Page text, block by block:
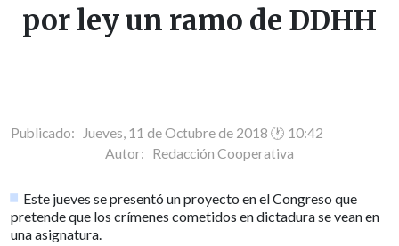
por ley un ramo de DDHH
Publicado: Jueves, 11 de Octubre de 2018 🕐 10:42
Autor: Redacción Cooperativa
Este jueves se presentó un proyecto en el Congreso que
pretende que los crímenes cometidos en dictadura se vean en
una asignatura.